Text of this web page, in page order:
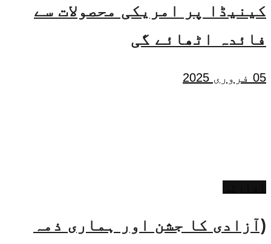
کینیڈا پر امریکی محصولات سے
فائدہ اٹھائے گی
05 فروری 2025
(آزادی کا جشن اور ہماری ذمہ